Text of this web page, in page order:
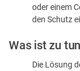
sind
oder einem
den Schutz
Was ist zu
Die Lösung